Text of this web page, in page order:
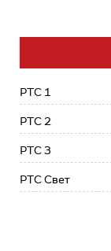
РТС 1
РТС 2
РТС 3
РТС Свет